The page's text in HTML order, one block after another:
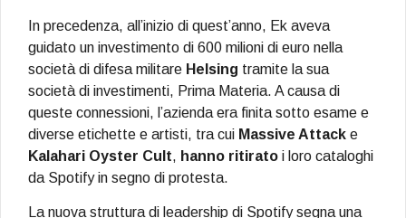
In precedenza, all’inizio di quest’anno, Ek aveva
guidato un investimento di 600 milioni di euro nella
società di difesa militare Helsing tramite la sua
società di investimenti, Prima Materia. A causa di
queste connessioni, l’azienda era finita sotto esame e
diverse etichette e artisti, tra cui Massive Attack e
Kalahari Oyster Cult, hanno ritirato i loro cataloghi
da Spotify in segno di protesta.
La nuova struttura di leadership di Spotify segna una